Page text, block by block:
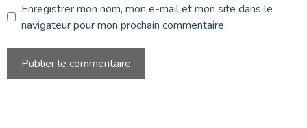
Enregistrer mon nom, mon e-mail et mon site dans le
navigateur pour mon prochain commentaire.